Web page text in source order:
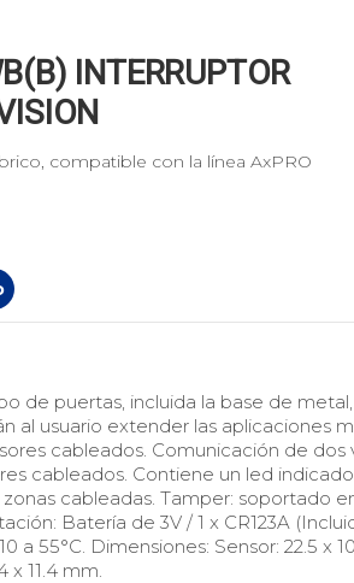
INTERRUPTOR
compatible con la línea AxPRO
de puertas, incluida la base de metal,
al usuario extender las aplicaciones
cableados. Comunicación de dos
cableados. Contiene un led
cableadas. Tamper: soportado
Batería de 3V / 1 x CR123A
a 55°C. Dimensiones: Sensor: 22.5 x
x 11.4 mm.